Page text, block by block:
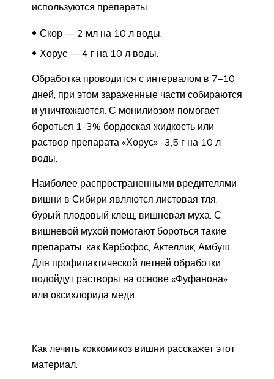
используются препараты:
Скор — 2 мл на 10 л воды;
Хорус — 4 г на 10 л воды.
Обработка проводится с интервалом в 7–10
дней, при этом зараженные части собираются
и уничтожаются. С монилиозом помогает
бороться 1-3% бордоская жидкость или
раствор препарата «Хорус» -3,5 г на 10 л
воды.
Наиболее распространенными вредителями
вишни в Сибири являются листовая тля,
бурый плодовый клещ, вишневая муха. С
вишневой мухой помогают бороться такие
препараты, как Карбофос, Актеллик, Амбуш.
Для профилактической летней обработки
подойдут растворы на основе «Фуфанона»
или оксихлорида меди.
Как лечить коккомикоз вишни расскажет этот
материал.